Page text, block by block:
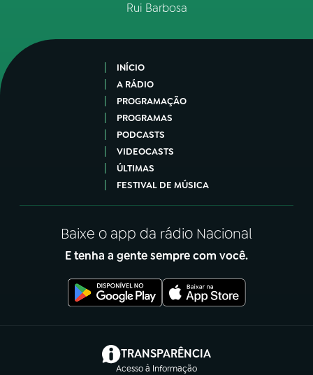
Rui Barbosa
INÍCIO
A RÁDIO
PROGRAMAÇÃO
PROGRAMAS
PODCASTS
VIDEOCASTS
ÚLTIMAS
FESTIVAL DE MÚSICA
Baixe o app da rádio Nacional
E tenha a gente sempre com você.
TRANSPARÊNCIA
Acesso à Informação
(abre em nova aba)